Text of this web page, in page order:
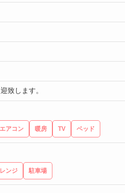
致します。
エアコン 暖房 TV ベッド
レンジ 駐車場